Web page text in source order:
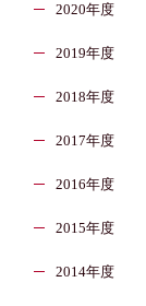
2020年度
2019年度
2018年度
2017年度
2016年度
2015年度
2014年度